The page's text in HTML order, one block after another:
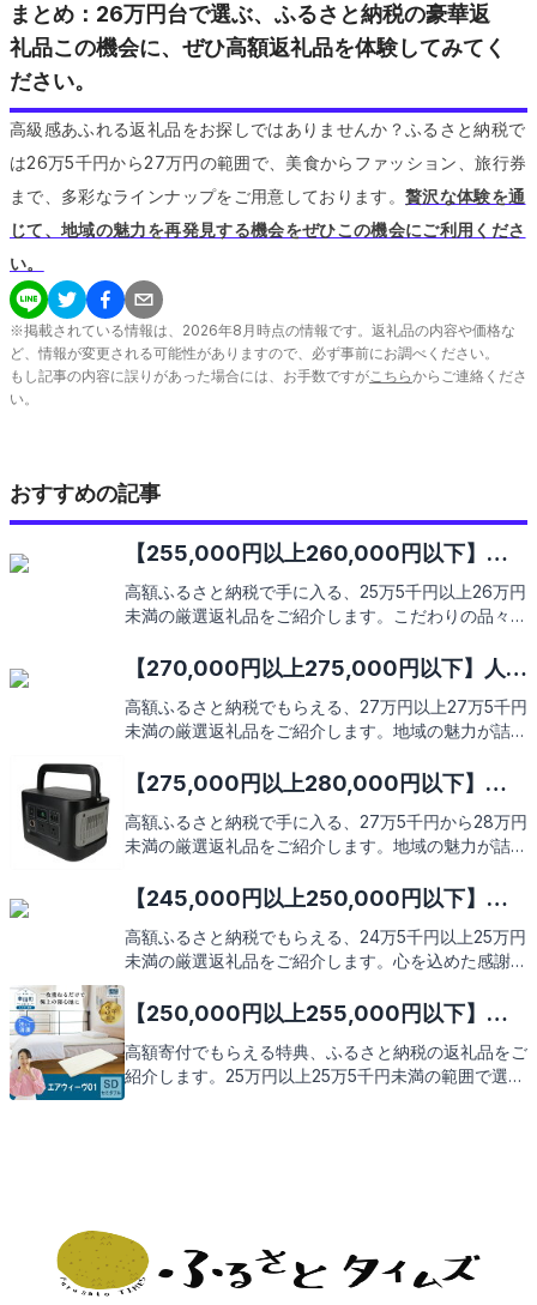
まとめ：26万円台で選ぶ、ふるさと納税の豪華返
礼品この機会に、ぜひ高額返礼品を体験してみてく
ださい。
高級感あふれる返礼品をお探しではありませんか？ふるさと納税で
は26万5千円から27万円の範囲で、美食からファッション、旅行券
まで、多彩なラインナップをご用意しております。贅沢な体験を通
じて、地域の魅力を再発見する機会をぜひこの機会にご利用くださ
い。
※掲載されている情報は、 2026年8 月時点の情報です。返礼品の内容や価格な
ど、情報が変更される可能性がありますので、必ず事前にお調べください。
もし記事の内容に誤りがあった場合には、お手数ですがこちらからご連絡くださ
い。
おすすめの記事
【255,000円以上260,000円以下】人
気のおすすめふるさと納税返礼品9選
高額ふるさと納税で手に入る、25万5千円以上26万円
未満の厳選返礼品をご紹介します。こだわりの品々が
あ、どんな特別な返礼品があなたを待っているのか、
見ていきましょう。
【270,000円以上275,000円以下】人気
のおすすめふるさと納税返礼品9選
高額ふるさと納税でもらえる、27万円以上27万5千円
未満の厳選返礼品をご紹介します。地域の魅力が詰ま
機会にぜひご検討ください。次のページで、それぞれ
の返礼品の魅力を詳しくお伝えしますので、どうぞご
期待ください。
【275,000円以上280,000円以下】人
気のおすすめふるさと納税返礼品9選
高額ふるさと納税で手に入る、27万5千円から28万円
未満の厳選返礼品をご紹介します。地域の魅力が詰ま
ページで、その豪華さと満足度をぜひご覧ください。
【245,000円以上250,000円以下】人
気のおすすめふるさと納税返礼品9選
高額ふるさと納税でもらえる、24万5千円以上25万円
未満の厳選返礼品をご紹介します。心を込めた感謝の
【250,000円以上255,000円以下】人
気のおすすめふるさと納税返礼品9選
高額寄付でもらえる特典、ふるさと納税の返礼品をご
紹介します。25万円以上25万5千円未満の範囲で選べ